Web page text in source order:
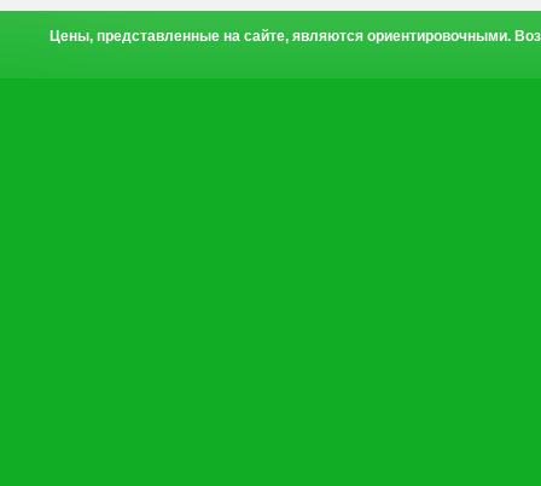
Цены, представленные на сайте, являются ориентировочными.